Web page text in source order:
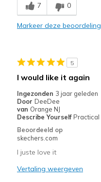
Durable
Casual Wear
Travel
Width
Sizing
View On Shoes
7 0
Markeer deze beoordeling
5
I would like it again
Ingezonden 3 jaar geleden
Door DeeDee
van Orange NJ
Describe Yourself Practical
Beoordeeld op
skechers.com
I juste love it
Vertaling weergeven